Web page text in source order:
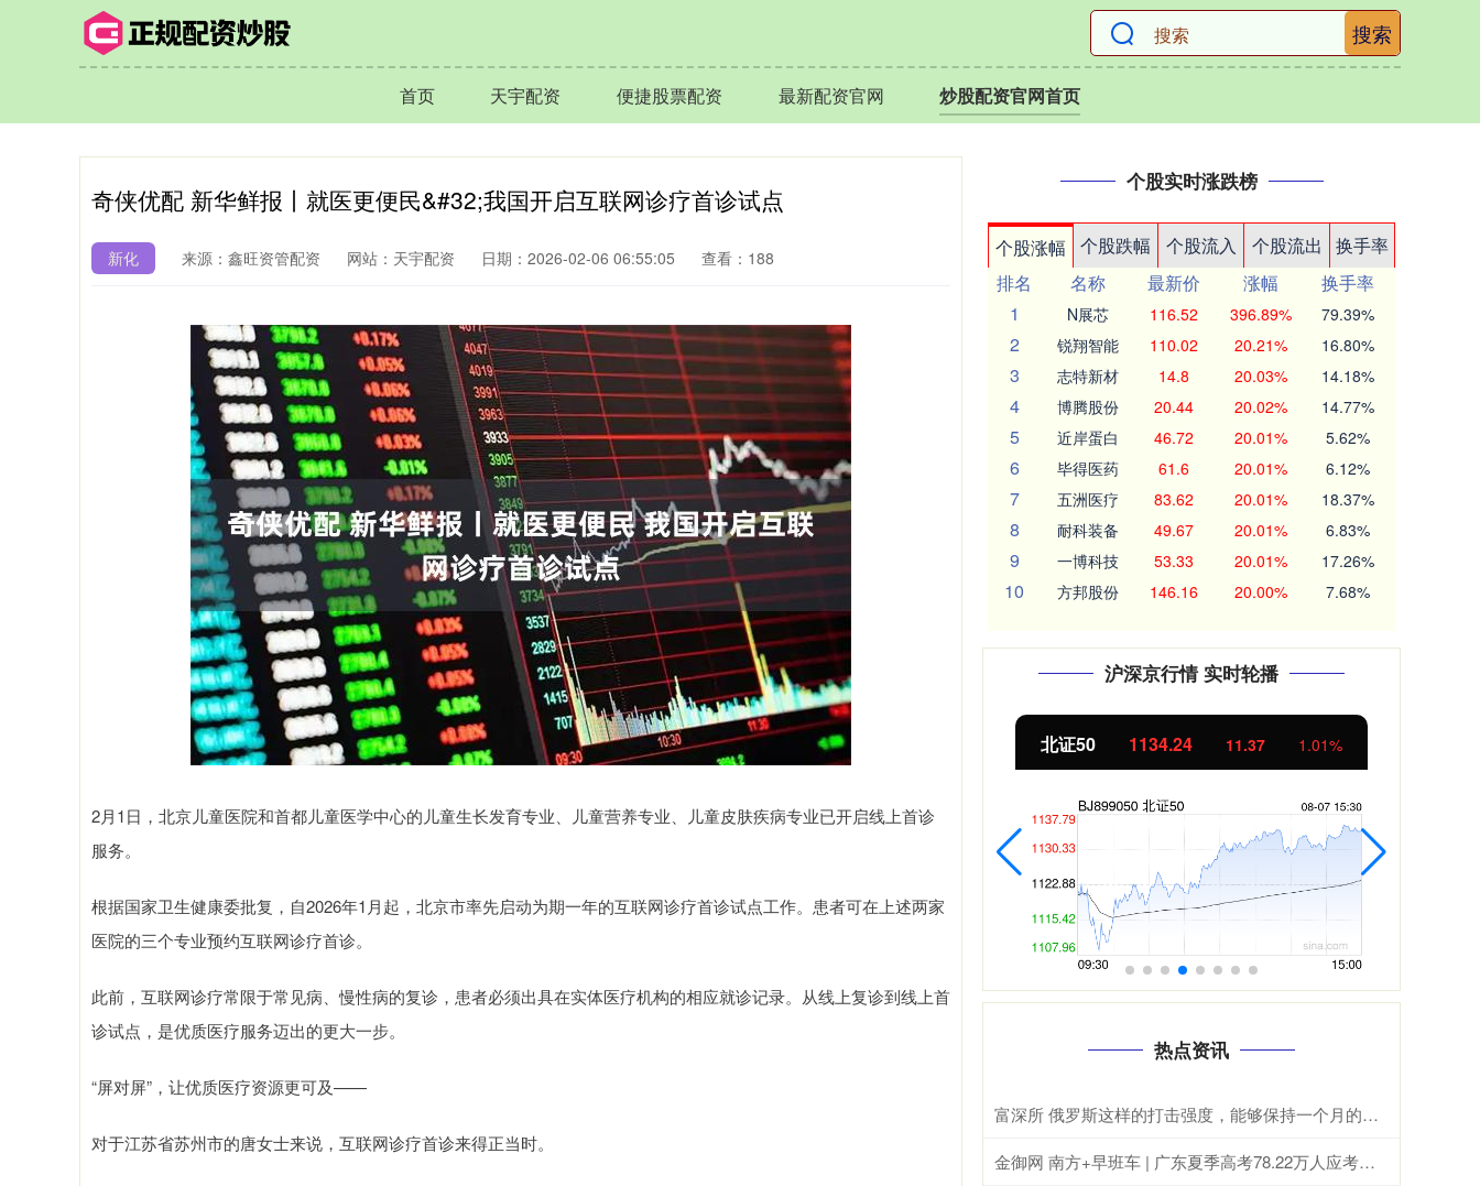
搜索
首页 天宇配资 便捷股票配资 最新配资官网 炒股配资官网首页
奇侠优配 新华鲜报丨就医更便民&#32;我国开启互联网诊疗首诊试点
新化 来源：鑫旺资管配资 网站：天宇配资 日期：2026-02-06 06:55:05 查看：188
2月1日，北京儿童医院和首都儿童医学中心的儿童生长发育专业、儿童营养专业、儿童皮肤疾病专业已开启线上首诊
服务。
根据国家卫生健康委批复，自2026年1月起，北京市率先启动为期一年的互联网诊疗首诊试点工作。患者可在上述两家
医院的三个专业预约互联网诊疗首诊。
此前，互联网诊疗常限于常见病、慢性病的复诊，患者必须出具在实体医疗机构的相应就诊记录。从线上复诊到线上首
诊试点，是优质医疗服务迈出的更大一步。
“屏对屏”，让优质医疗资源更可及——
对于江苏省苏州市的唐女士来说，互联网诊疗首诊来得正当时。
个股实时涨跌榜
个股涨幅 个股跌幅 个股流入 个股流出
换手率
排名
名称 最新价 涨幅
换手率
1
N展芯 116.52 396.89% 79.39%
2 锐翔智能 110.02 20.21% 16.80%
3 志特新材 14.8 20.03% 14.18%
4 博腾股份 20.44 20.02% 14.77%
5 近岸蛋白 46.72 20.01% 5.62%
6 毕得医药 61.6 20.01% 6.12%
7 五洲医疗 83.62 20.01% 18.37%
8 耐科装备 49.67 20.01% 6.83%
9 一博科技 53.33 20.01% 17.26%
10 方邦股份 146.16 20.00% 7.68%
沪深京行情 实时轮播
深证成指 14311.01 200.89 1.42% 沪深300 4694.44 43.13 北证50 1134.24 11.37 1.01%
热点资讯
富深所 俄罗斯这样的打击强度，能够保持一个月的话，冲突真的就会结束了！ 近日
金御网 南方+早班车 | 广东夏季高考78.22万人应考，预计6月25日放榜